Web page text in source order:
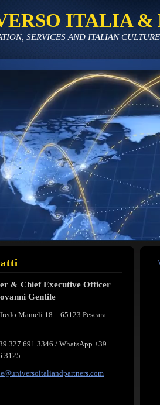
ITALIA &
SERVICES AND ITALIAN
& Chief Executive Officer
Gentile
Mameli 18 – 65123 Pescara
327 691 3346 / WhatsApp +39
3125
e@universoitaliandpartners.com